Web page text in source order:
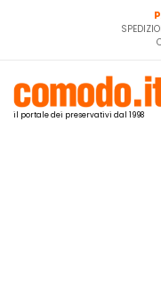
il portale dei preservativi dal 1998